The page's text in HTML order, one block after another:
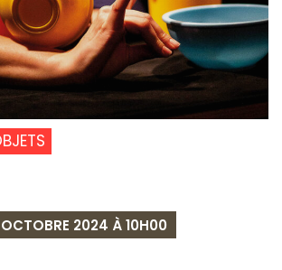
OCTOBRE 2024 À 10H00